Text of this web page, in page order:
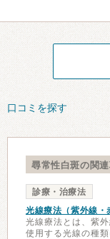
口コミを探す
尋常性白斑の関連
診療・治療法
光線療法（紫外線・
光線療法とは、紫
使用する光線の種